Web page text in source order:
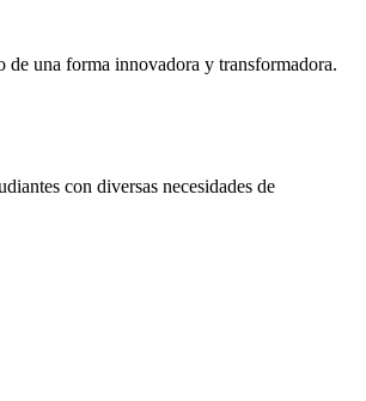
de una forma innovadora y transformadora.
con diversas necesidades de